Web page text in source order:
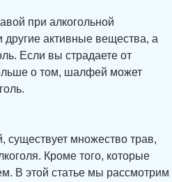
при алкогольной
активные вещества, а
Если вы страдаете от
о том, шалфей может
существует множество трав,
Кроме того, которые
В этой статье мы рассмотрим